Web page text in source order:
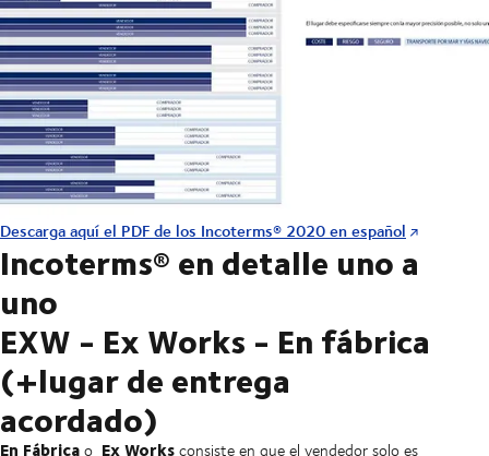
Descarga aquí el PDF de los Incoterms® 2020 en español
Incoterms® en detalle uno a
uno
EXW - Ex Works - En fábrica
(+lugar de entrega
acordado)
En Fábricao Ex Worksconsiste en que el vendedor solo es